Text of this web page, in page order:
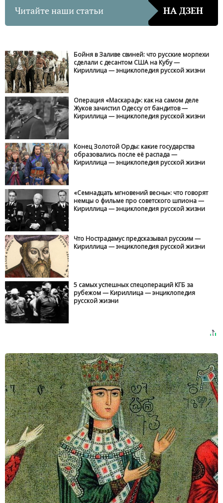
Читайте наши статьи НА ДЗЕН
Бойня в Заливе свиней: что русские морпехи
сделали с десантом США на Кубу —
Кириллица — энциклопедия русской жизни
Операция «Маскарад»: как на самом деле
Жуков зачистил Одессу от бандитов —
Кириллица — энциклопедия русской жизни
Конец Золотой Орды: какие государства
образовались после её распада —
Кириллица — энциклопедия русской жизни
«Семнадцать мгновений весны»: что говорят
немцы о фильме про советского шпиона —
Кириллица — энциклопедия русской жизни
Что Нострадамус предсказывал русским —
Кириллица — энциклопедия русской жизни
5 самых успешных спецопераций КГБ за
рубежом — Кириллица — энциклопедия
русской жизни